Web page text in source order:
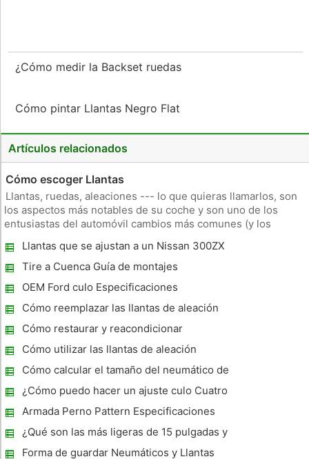
¿Cómo medir la Backset ruedas
Cómo pintar Llantas Negro Flat
Artículos relacionados
Cómo escoger Llantas
Llantas, ruedas, aleaciones --- lo que quieras llamarlos, son
los aspectos más notables de su coche y son uno de los
entusiastas del automóvil cambios más comunes (y los
ventajas de rendimiento que pueden surgir con la instalación
de un conj
Llantas que se ajustan a un Nissan 300ZX
Tire a Cuenca Guía de montajes
OEM Ford culo Especificaciones
Cómo reemplazar las llantas de aleación
antigua
Cómo restaurar y reacondicionar
Enfrentado Ruedas de Aluminio
Cómo utilizar las llantas de aleación
Cómo calcular el tamaño del neumático de
22,5 Llantas
¿Cómo puedo hacer un ajuste culo Cuatro
Lug en un coche Cinco Lug?
Armada Perno Pattern Especificaciones
¿Qué son las más ligeras de 15 pulgadas y
llantas?
Forma de guardar Neumáticos y Llantas